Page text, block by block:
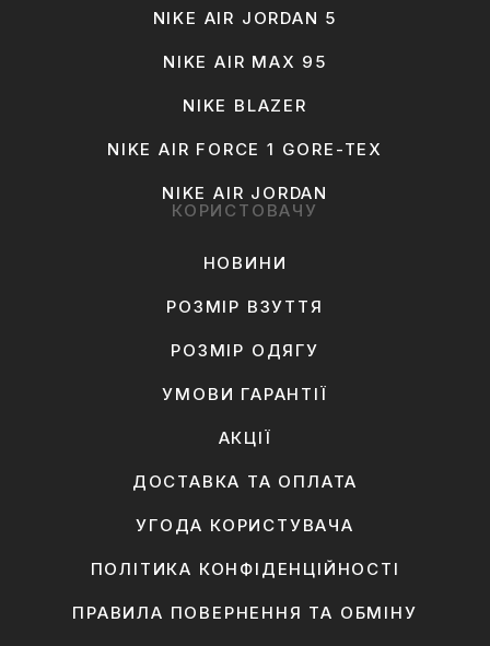
NIKE AIR JORDAN 5
NIKE AIR MAX 95
NIKE BLAZER
NIKE AIR FORCE 1 GORE-TEX
NIKE AIR JORDAN
КОРИСТОВАЧУ
НОВИНИ
РОЗМІР ВЗУТТЯ
РОЗМІР ОДЯГУ
УМОВИ ГАРАНТІЇ
АКЦІЇ
ДОСТАВКА ТА ОПЛАТА
УГОДА КОРИСТУВАЧА
ПОЛІТИКА КОНФІДЕНЦІЙНОСТІ
ПРАВИЛА ПОВЕРНЕННЯ ТА ОБМІНУ